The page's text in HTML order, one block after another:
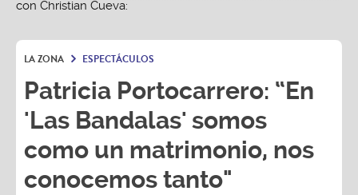
LA ZONA ESPECTÁCULOS
Patricia Portocarrero: “En
'Las Bandalas' somos
como un matrimonio, nos
conocemos tanto"